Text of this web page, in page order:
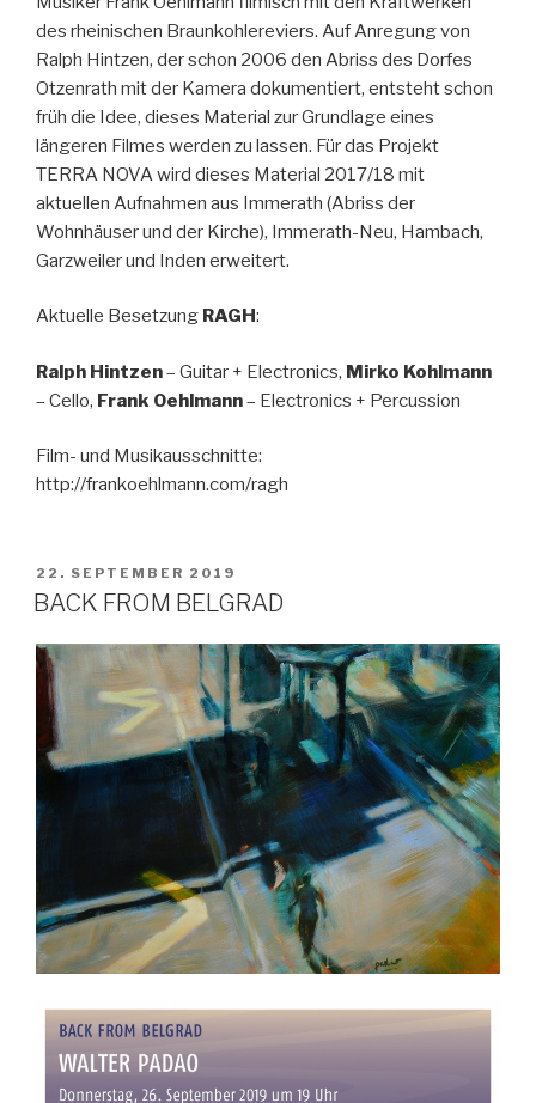
des rheinischen Braunkohlereviers. Auf Anregung von
Ralph Hintzen, der schon 2006 den Abriss des Dorfes
Otzenrath mit der Kamera dokumentiert, entsteht schon
früh die Idee, dieses Material zur Grundlage eines
längeren Filmes werden zu lassen. Für das Projekt
TERRA NOVA wird dieses Material 2017/18 mit
aktuellen Aufnahmen aus Immerath (Abriss der
Wohnhäuser und der Kirche), Immerath-Neu, Hambach,
Garzweiler und Inden erweitert.
Aktuelle Besetzung RAGH:
Ralph Hintzen– Guitar + Electronics, Mirko Kohlmann
– Cello, Frank Oehlmann– Electronics + Percussion
Film- und Musikausschnitte:
http://frankoehlmann.com/ragh
VERÖFFENTLICHT
AM
22. SEPTEMBER 2019
BACK FROM BELGRAD